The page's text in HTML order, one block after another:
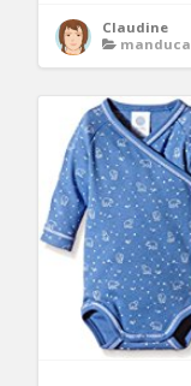
Claudine
manduca